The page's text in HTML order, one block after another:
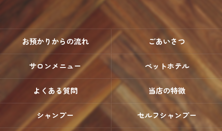
お預かりからの流れ ごあいさつ
サロンメニュー ペットホテル
よくある質問 当店の特徴
シャンプー セルフシャンプー